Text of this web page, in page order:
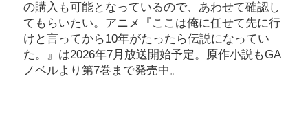
の購入も可能となっているので、あわせて確認し
てもらいたい。アニメ『ここは俺に任せて先に行
けと言ってから10年がたったら伝説になってい
た。』は2026年7月放送開始予定。原作小説もGA
ノベルより第7巻まで発売中。